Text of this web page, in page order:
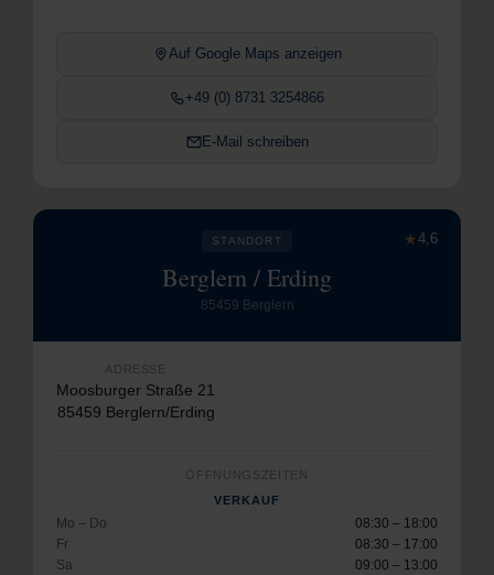
Auf Google Maps anzeigen
+49 (0) 8731 3254866
E-Mail schreiben
★4,6
STANDORT
Berglern / Erding
85459 Berglern
ADRESSE
Moosburger Straße 21
85459 Berglern/Erding
ÖFFNUNGSZEITEN
VERKAUF
Mo – Do
08:30 – 18:00
Fr
08:30 – 17:00
Sa
09:00 – 13:00